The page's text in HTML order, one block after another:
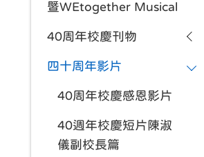
暨WEtogether Musical
40周年校慶刊物
四十周年影片
40周年校慶感恩影片
40週年校慶短片陳淑
儀副校長篇